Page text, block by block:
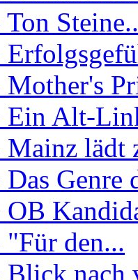
Ein Alt-
lädt
Genre
OB
den...
Blick nach